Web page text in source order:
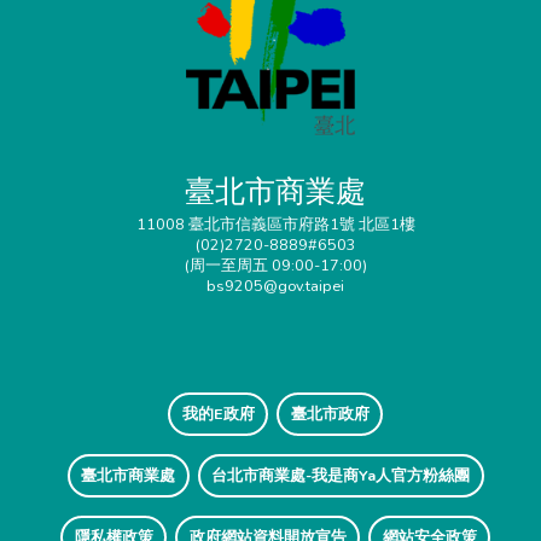
臺北市商業處
11008 臺北市信義區市府路1號 北區1樓
(02)2720-8889#6503
(周一至周五 09:00-17:00)
bs9205@gov.taipei
我的E政府 臺北市政府
臺北市商業處 台北市商業處-我是商Ya人官方粉絲團